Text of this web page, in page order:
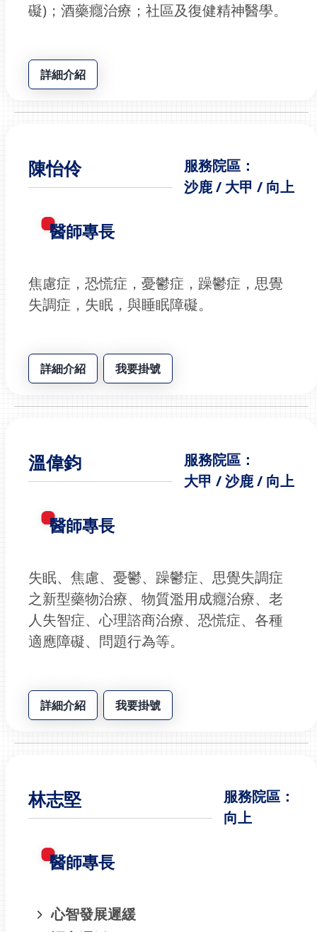
礙)；酒藥癮治療；社區及復健精神醫學。
詳細介紹
陳怡伶
服務院區：
沙鹿 / 大甲 / 向上
醫師專長
焦慮症，恐慌症，憂鬱症，躁鬱症，思覺
失調症，失眠，與睡眠障礙。
詳細介紹 我要掛號
溫偉鈞
服務院區：
大甲 / 沙鹿 / 向上
醫師專長
失眠、焦慮、憂鬱、躁鬱症、思覺失調症
之新型藥物治療、物質濫用成癮治療、老
人失智症、心理諮商治療、恐慌症、各種
適應障礙、問題行為等。
詳細介紹 我要掛號
林志堅
服務院區：
向上
醫師專長
心智發展遲緩